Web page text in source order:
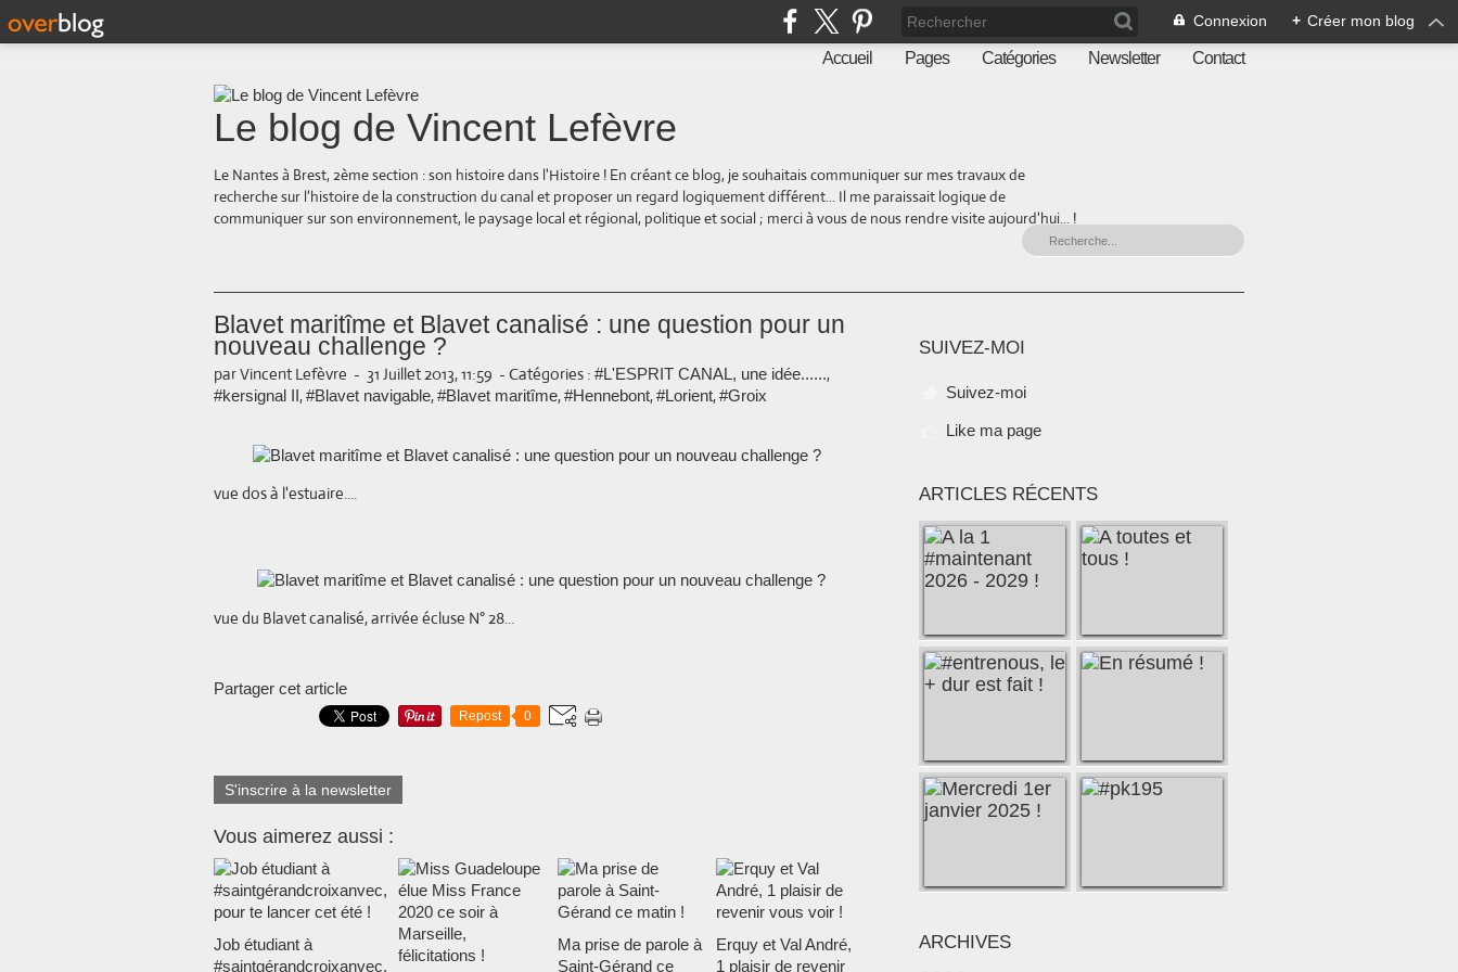
Connexion + Créer mon blog
Accueil Pages Catégories Newsletter Contact
Le blog de Vincent Lefèvre
Le Nantes à Brest, 2ème section : son histoire dans l'Histoire ! En créant ce blog, je souhaitais communiquer sur mes travaux de
recherche sur l'histoire de la construction du canal et proposer un regard logiquement différent... Il me paraissait logique de
communiquer sur son environnement, le paysage local et régional, politique et social ; merci à vous de nous rendre visite aujourd'hui... !
Blavet maritîme et Blavet canalisé : une question pour un
nouveau challenge ?
par Vincent Lefèvre - 31 Juillet 2013, 11:59 - Catégories : #L'ESPRIT CANAL, une idée......,
#kersignal II,#Blavet navigable,#Blavet maritîme,#Hennebont,#Lorient,#Groix
vue dos à l'estuaire....
vue du Blavet canalisé, arrivée écluse N° 28...
Partager cet article
Repost 0
S'inscrire à la newsletter
Vous aimerez aussi :
Job étudiant à
#saintgérandcroixanvec,
Ma prise de parole à
Saint-Gérand ce
Erquy et Val André,
1 plaisir de revenir
SUIVEZ-MOI
Suivez-moi
Like ma page
ARTICLES RÉCENTS
ARCHIVES